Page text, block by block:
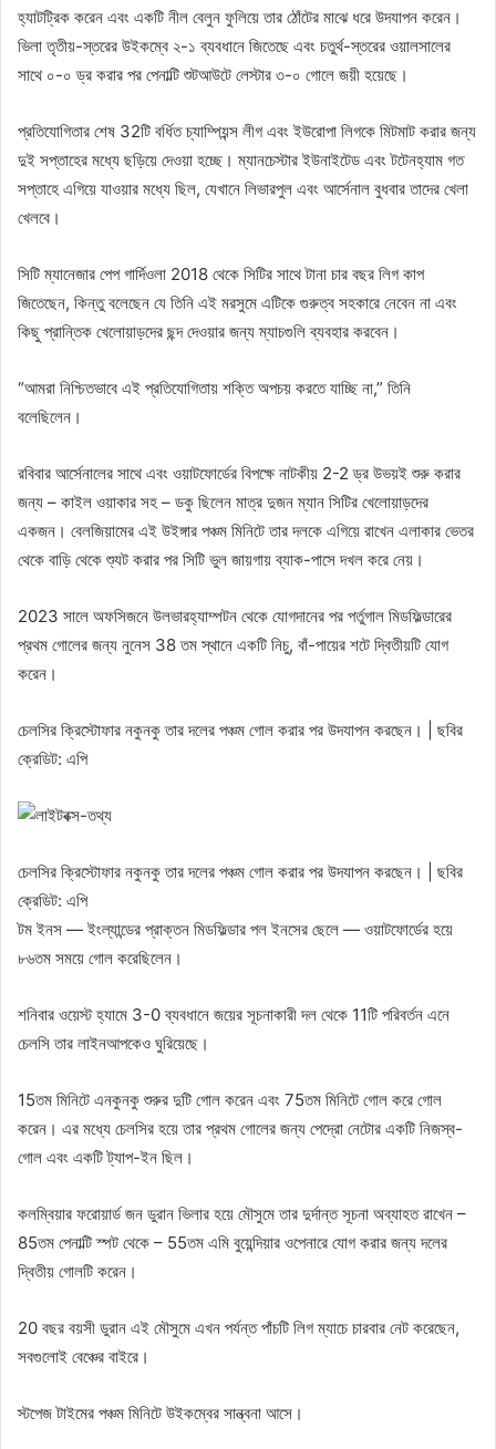
হ্যাটট্রিক করেন এবং একটি নীল বেলুন ফুলিয়ে তার ঠোঁটের মাঝে ধরে উদযাপন করেন।
ভিলা তৃতীয়-স্তরের উইকম্বে ২-১ ব্যবধানে জিতেছে এবং চতুর্থ-স্তরের ওয়ালসালের
সাথে ০-০ ড্র করার পর পেনাল্টি শুটআউটে লেস্টার ৩-০ গোলে জয়ী হয়েছে।
প্রতিযোগিতার শেষ 32টি বর্ধিত চ্যাম্পিয়ন্স লীগ এবং ইউরোপা লিগকে মিটমাট করার জন্য
দুই সপ্তাহের মধ্যে ছড়িয়ে দেওয়া হচ্ছে। ম্যানচেস্টার ইউনাইটেড এবং টটেনহ্যাম গত
সপ্তাহে এগিয়ে যাওয়ার মধ্যে ছিল, যেখানে লিভারপুল এবং আর্সেনাল বুধবার তাদের খেলা
খেলবে।
সিটি ম্যানেজার পেপ গার্দিওলা 2018 থেকে সিটির সাথে টানা চার বছর লিগ কাপ
জিতেছেন, কিন্তু বলেছেন যে তিনি এই মরসুমে এটিকে গুরুত্ব সহকারে নেবেন না এবং
কিছু প্রান্তিক খেলোয়াড়দের ছন্দ দেওয়ার জন্য ম্যাচগুলি ব্যবহার করবেন।
“আমরা নিশ্চিতভাবে এই প্রতিযোগিতায় শক্তি অপচয় করতে যাচ্ছি না,” তিনি
বলেছিলেন।
রবিবার আর্সেনালের সাথে এবং ওয়াটফোর্ডের বিপক্ষে নাটকীয় 2-2 ড্র উভয়ই শুরু করার
জন্য – কাইল ওয়াকার সহ – ডকু ছিলেন মাত্র দুজন ম্যান সিটির খেলোয়াড়দের
একজন। বেলজিয়ামের এই উইঙ্গার পঞ্চম মিনিটে তার দলকে এগিয়ে রাখেন এলাকার ভেতর
থেকে বাড়ি থেকে শ্যুট করার পর সিটি ভুল জায়গায় ব্যাক-পাসে দখল করে নেয়।
2023 সালে অফসিজনে উলভারহ্যাম্পটন থেকে যোগদানের পর পর্তুগাল মিডফিল্ডারের
প্রথম গোলের জন্য নুনেস 38 তম স্থানে একটি নিচু, বাঁ-পায়ের শটে দ্বিতীয়টি যোগ
করেন।
চেলসির ক্রিস্টোফার নকুনকু তার দলের পঞ্চম গোল করার পর উদযাপন করছেন। | ছবির
ক্রেডিট: এপি
চেলসির ক্রিস্টোফার নকুনকু তার দলের পঞ্চম গোল করার পর উদযাপন করছেন। | ছবির
ক্রেডিট: এপি
টম ইনস — ইংল্যান্ডের প্রাক্তন মিডফিল্ডার পল ইনসের ছেলে — ওয়াটফোর্ডের হয়ে
৮৬তম সময়ে গোল করেছিলেন।
শনিবার ওয়েস্ট হ্যামে 3-0 ব্যবধানে জয়ের সূচনাকারী দল থেকে 11টি পরিবর্তন এনে
চেলসি তার লাইনআপকেও ঘুরিয়েছে।
15তম মিনিটে এনকুনকু শুরুর দুটি গোল করেন এবং 75তম মিনিটে গোল করে গোল
করেন। এর মধ্যে চেলসির হয়ে তার প্রথম গোলের জন্য পেদ্রো নেটোর একটি নিজস্ব-
গোল এবং একটি ট্যাপ-ইন ছিল।
কলম্বিয়ার ফরোয়ার্ড জন ডুরান ভিলার হয়ে মৌসুমে তার দুর্দান্ত সূচনা অব্যাহত রাখেন –
85তম পেনাল্টি স্পট থেকে – 55তম এমি বুয়েন্দিয়ার ওপেনারে যোগ করার জন্য দলের
দ্বিতীয় গোলটি করেন।
20 বছর বয়সী ডুরান এই মৌসুমে এখন পর্যন্ত পাঁচটি লিগ ম্যাচে চারবার নেট করেছেন,
সবগুলোই বেঞ্চের বাইরে।
স্টপেজ টাইমের পঞ্চম মিনিটে উইকম্বের সান্ত্বনা আসে।